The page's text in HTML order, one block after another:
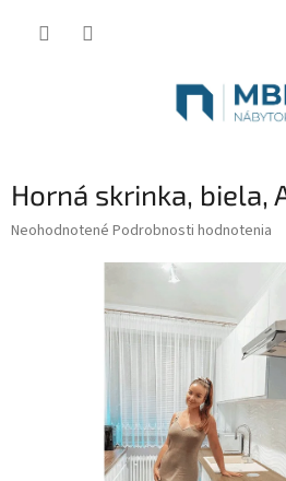
Horná skrinka, biela,
Priemerné
Neohodnotené Podrobnosti hodnotenia